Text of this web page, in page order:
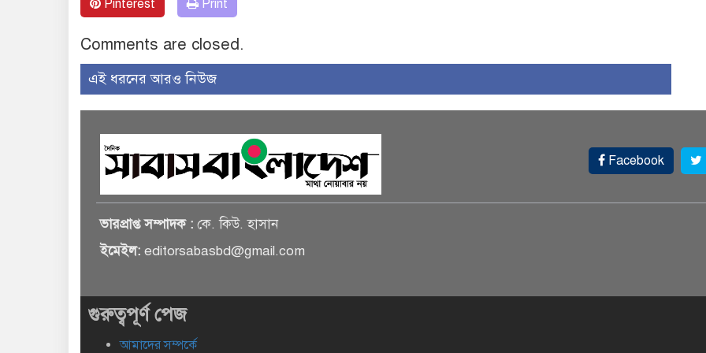
Pinterest Print
Comments are closed.
এই ধরনের আরও নিউজ
Facebook
ভারপ্রাপ্ত সম্পাদক : কে. কিউ. হাসান
ইমেইল: editorsabasbd@gmail.com
গুরুত্বপূর্ণ পেজ
আমাদের সম্পর্কে